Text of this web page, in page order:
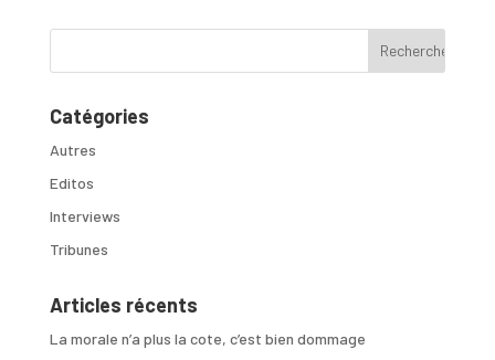
Catégories
Autres
Editos
Interviews
Tribunes
Articles récents
La morale n’a plus la cote, c’est bien dommage